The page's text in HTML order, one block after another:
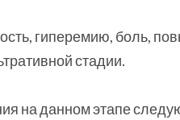
гиперемию, боль,
стадии.
на данном этапе